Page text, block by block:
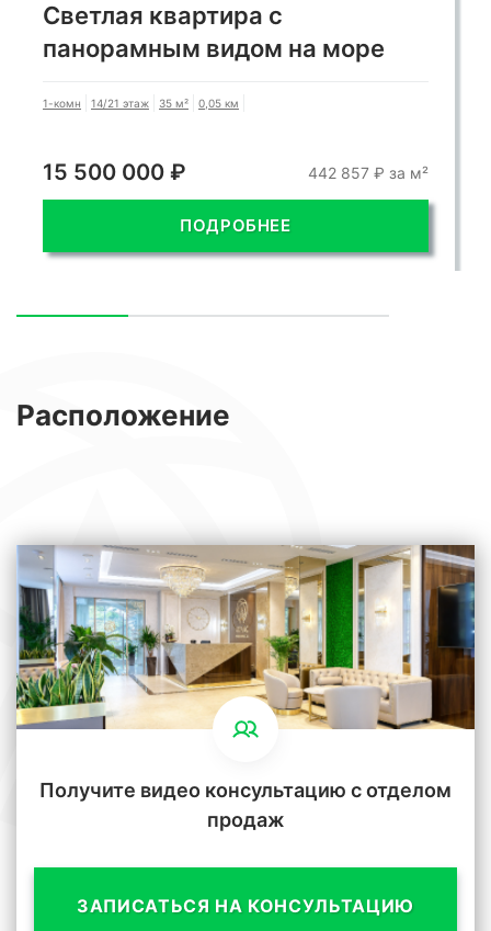
Светлая квартира с
панорамным видом на море
1-комн 14/21 этаж 35 м² 0,05 км
15 500 000 ₽ 442 857 ₽ за м²
ПОДРОБНЕЕ
Расположение
Получите видео консультацию с отделом
продаж
ЗАПИСАТЬСЯ НА КОНСУЛЬТАЦИЮ